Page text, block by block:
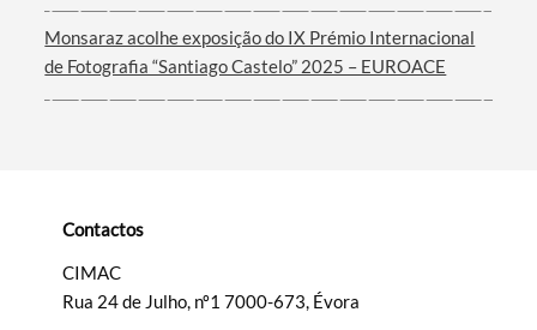
Categorias gerais
Monsaraz acolhe exposição do IX Prémio Internacional
de Fotografia “Santiago Castelo” 2025 – EUROACE
Contactos
CIMAC
Rua 24 de Julho, nº1 7000-673, Évora